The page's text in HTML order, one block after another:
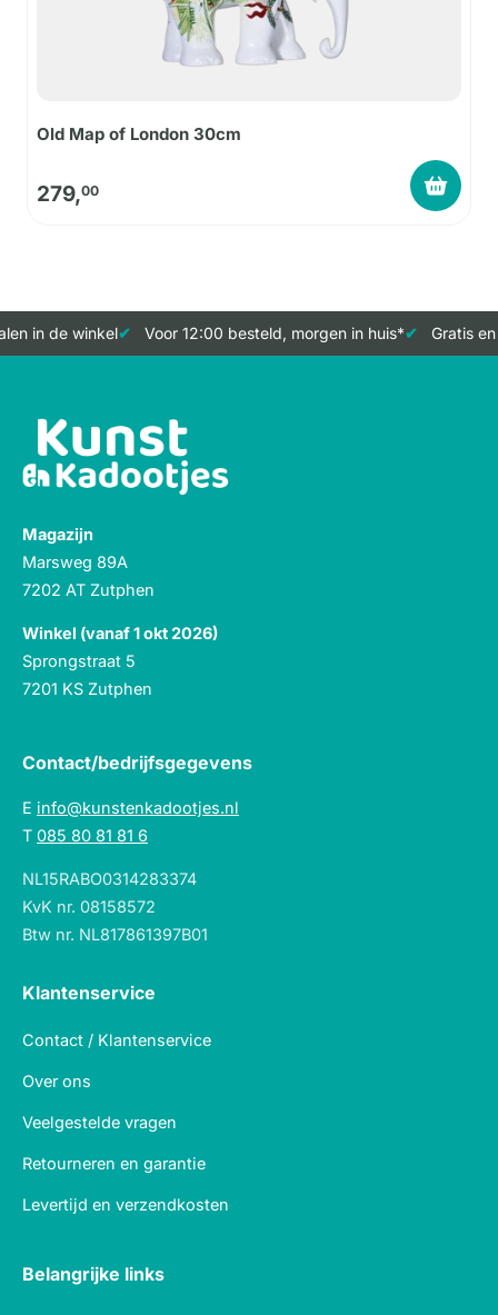
Old Map of London 30cm
279,00
in de winkel Voor 12:00 besteld, morgen in huis* Gratis
Magazijn
Marsweg 89A
7202 AT Zutphen
Winkel (vanaf 1 okt 2026)
Sprongstraat 5
7201 KS Zutphen
Contact/bedrijfsgegevens
E info@kunstenkadootjes.nl
T 085 80 81 81 6
NL15RABO0314283374
KvK nr. 08158572
Btw nr. NL817861397B01
Klantenservice
Contact / Klantenservice
Over ons
Veelgestelde vragen
Retourneren en garantie
Levertijd en verzendkosten
Belangrijke links